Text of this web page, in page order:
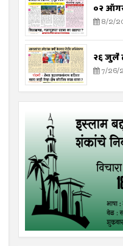
०२
8/2/
२६ जुलै
7/26/